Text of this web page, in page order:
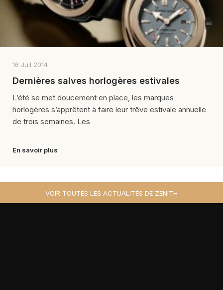
16 Juil 2014
Dernières salves horlogères estivales
L’été se met doucement en place, les marques
horlogères s’apprêtent à faire leur trêve estivale annuelle
de trois semaines. Les
En savoir plus
VOIR TOUTES LES ACTUALITÉS DE ZENITH